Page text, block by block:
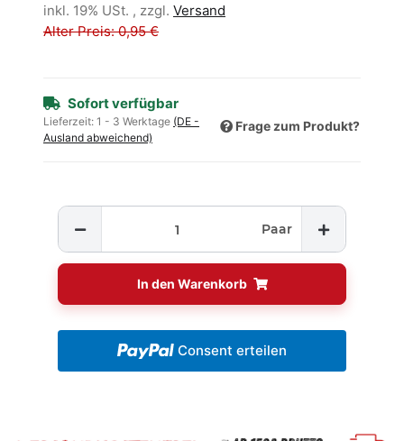
inkl. 19% USt. , zzgl. Versand
Alter Preis: 0,95 €
Sofort verfügbar
Lieferzeit: 1 - 3 Werktage (DE -
Ausland abweichend)
Frage zum Produkt?
Paar
In den Warenkorb
Consent erteilen